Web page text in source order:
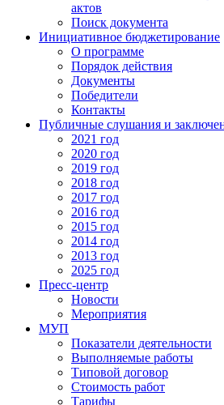
актов
Поиск документа
Инициативное бюджетирование
О программе
Порядок действия
Документы
Победители
Контакты
Публичные слушания и
2021 год
2020 год
2019 год
2018 год
2017 год
2016 год
2015 год
2014 год
2013 год
2025 год
Пресс-центр
Новости
Мероприятия
МУП
Показатели деятельности
Выполняемые работы
Типовой договор
Стоимость работ
Тарифы